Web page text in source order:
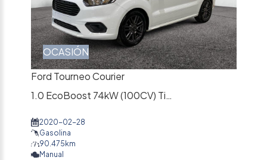
OCASIÓN
Ford Tourneo Courier
1.0 EcoBoost 74kW (100CV) Titanium
2020-02-28
Gasolina
90.475km
Manual